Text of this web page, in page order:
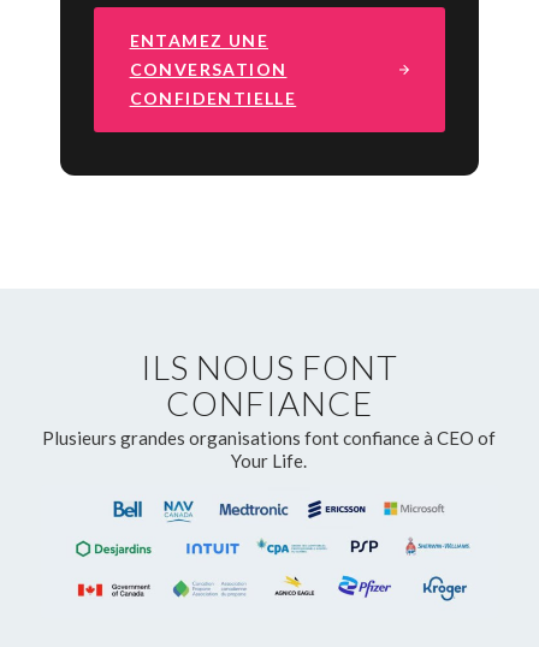
ENTAMEZ UNE
CONVERSATION
CONFIDENTIELLE
ILS NOUS FONT
CONFIANCE
Plusieurs grandes organisations font confiance à CEO of
Your Life.